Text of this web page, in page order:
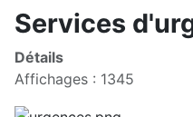
Services
Détails
Affichages : 1345